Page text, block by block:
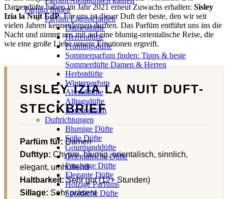
Parfum finden
Parfüm Eigenschaften
Damendüfte
Herrendüfte
Frühlingsdüfte
Sommerparfum finden: Tipps & beste
Sommerdüfte Damen & Herren
Herbstdüfte
Winterparfum
Abenddüfte
Alltagsdüfte
Naturparfüm
Duftrichtungen
Blumige Düfte
Süße Düfte
Gourmanddüfte
Orientalische Düfte
Fruchtige Düfte
Elegante Düfte
Holzige Parfums
Sportliche Düfte
Damendüfte haben im Jahr 2021 erneut Zuwachs erhalten: Sisley
Izia la Nuit EdP. Für uns ist dieser Duft der beste, den wir seit
vielen Jahren kennenlernen durften. Das Parfüm entführt uns ins die
Nacht und nimmt uns mit auf eine blumig-orientalische Reise, die
wie eine große Liebe unsere Emotionen ergreift.
SISLEY IZIA LA NUIT DUFT-
STECKBRIEF
Parfüm für: Damen
Dufttyp: Chypre, blumig, orientalisch, sinnlich,
elegant, umhüllend
Haltbarkeit:Sehr gut (12+ Stunden)
Sillage: Sehr präsent